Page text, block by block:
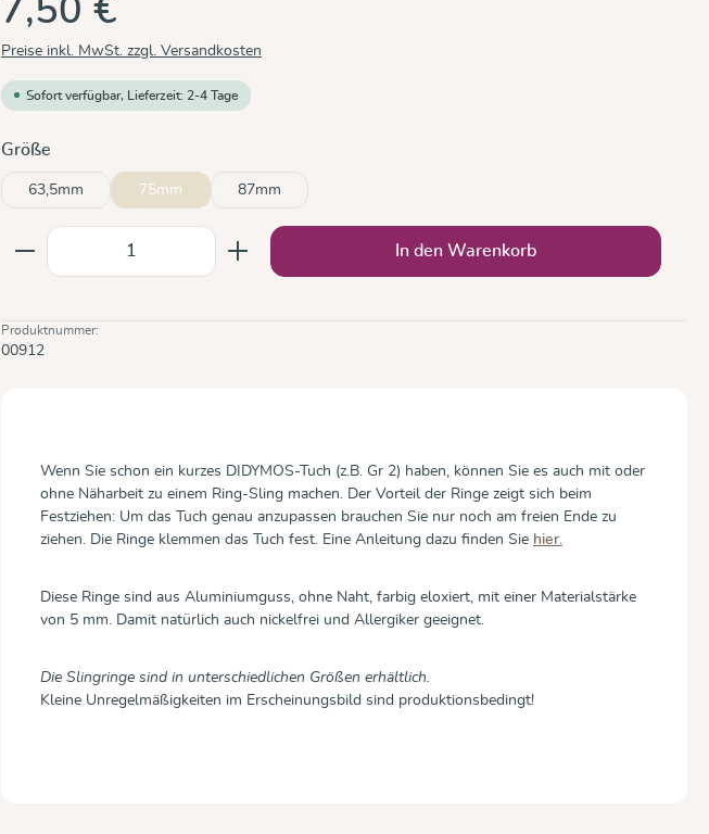
7,50 €
Preise inkl. MwSt. zzgl. Versandkosten
Sofort verfügbar, Lieferzeit: 2-4 Tage
Größe
63,5mm 75mm 87mm
Produkt Anzahl: Gib den gewünschten Wert ein oder
In den Warenkorb
Produktnummer:
00912
Wenn Sie schon ein kurzes DIDYMOS-Tuch (z.B. Gr 2) haben, können Sie es auch mit oder
ohne Näharbeit zu einem Ring-Sling machen. Der Vorteil der Ringe zeigt sich beim
Festziehen: Um das Tuch genau anzupassen brauchen Sie nur noch am freien Ende zu
ziehen. Die Ringe klemmen das Tuch fest. Eine Anleitung dazu finden Sie hier.
Diese Ringe sind aus Aluminiumguss, ohne Naht, farbig eloxiert, mit einer Materialstärke
von 5 mm. Damit natürlich auch nickelfrei und Allergiker geeignet.
Die Slingringe sind in unterschiedlichen Größen erhältlich.
Kleine Unregelmäßigkeiten im Erscheinungsbild sind produktionsbedingt!